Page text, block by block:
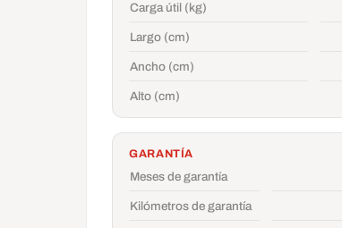
Carga útil (kg)
Largo (cm)
Ancho (cm)
Alto (cm)
GARANTÍA
Meses de garantía
Kilómetros de garantía